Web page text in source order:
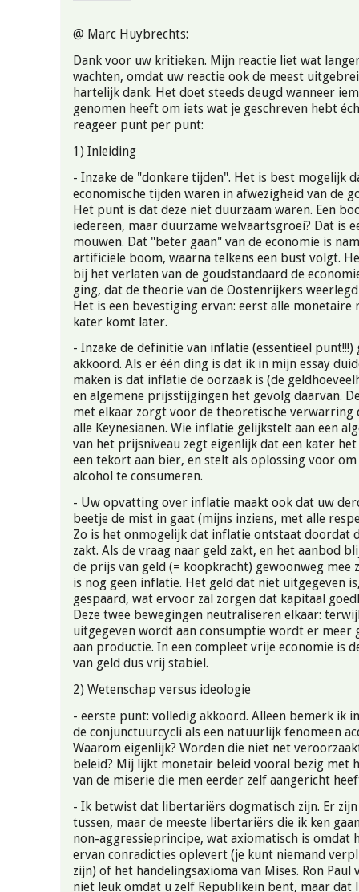
@ Marc Huybrechts:
Dank voor uw kritieken. Mijn reactie liet wat
wachten, omdat uw reactie ook de meest
hartelijk dank. Het doet steeds deugd wanneer
genomen heeft om iets wat je geschreven hebt
reageer punt per punt:
1) Inleiding
- Inzake de "donkere tijden". Het is best mogelijk
economische tijden waren in afwezigheid van de
Het punt is dat deze niet duurzaam waren. Een
iedereen, maar duurzame welvaartsgroei? Dat is
mouwen. Dat "beter gaan" van de economie is
artificiële boom, waarna telkens een bust volgt.
bij het verlaten van de goudstandaard de
ging, dat de theorie van de Oostenrijkers
Het is een bevestiging ervan: eerst alle monetaire
kater komt later.
- Inzake de definitie van inflatie (essentieel
akkoord. Als er één ding is dat ik in mijn essay
maken is dat inflatie de oorzaak is (de
en algemene prijsstijgingen het gevolg daarvan.
met elkaar zorgt voor de theoretische verwarring
alle Keynesianen. Wie inflatie gelijkstelt aan een
van het prijsniveau zegt eigenlijk dat een kater
een tekort aan bier, en stelt als oplossing voor
alcohol te consumeren.
- Uw opvatting over inflatie maakt ook dat uw
beetje de mist in gaat (mijns inziens, met alle
Zo is het onmogelijk dat inflatie ontstaat doordat
zakt. Als de vraag naar geld zakt, en het aanbod
de prijs van geld (= koopkracht) gewoonweg mee
is nog geen inflatie. Het geld dat niet uitgegeven
gespaard, wat ervoor zal zorgen dat kapitaal
Deze twee bewegingen neutraliseren elkaar:
uitgegeven wordt aan consumptie wordt er meer
aan productie. In een compleet vrije economie is
van geld dus vrij stabiel.
2) Wetenschap versus ideologie
- eerste punt: volledig akkoord. Alleen bemerk ik
de conjunctuurcycli als een natuurlijk fenomeen
Waarom eigenlijk? Worden die niet net
beleid? Mij lijkt monetair beleid vooral bezig met
van de miserie die men eerder zelf aangericht
- Ik betwist dat libertariërs dogmatisch zijn. Er
tussen, maar de meeste libertariërs die ik ken
non-aggressieprincipe, wat axiomatisch is omdat
ervan conradicties oplevert (je kunt niemand
zijn) of het handelingsaxioma van Mises. Ron Paul
niet leuk omdat u zelf Republikein bent, maar dat